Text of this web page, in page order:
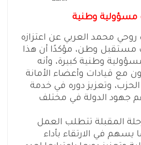
مسؤولية وطنية
روحي محمد العربي عن اعتزازه
مستقبل وطن، مؤكدًا أن هذا
وطنية كبيرة، وأنه
مع قيادات وأعضاء الأمانة
وتعزيز دوره في خدمة
جهود الدولة في مختلف
المقبلة تتطلب العمل
يسهم في الارتقاء بأداء